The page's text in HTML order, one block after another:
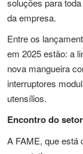
da empresa.
Entre os
em 2025 estão: a
nova mangueira
interruptores
utensílios.
Encontro do setor
A FAME, que está